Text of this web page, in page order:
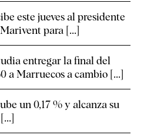
este jueves al presidente
para [...]
entregar la final del
a Marruecos a cambio [...]
un 0,17 % y alcanza su